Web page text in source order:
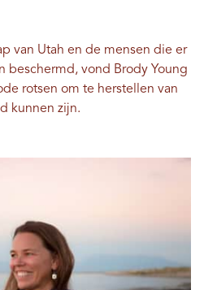
van Utah en de mensen die er
beschermd, vond Brody Young
rotsen om te herstellen van
kunnen zijn.